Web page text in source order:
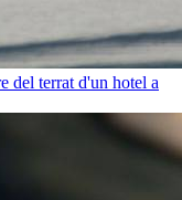
del terrat d'un hotel a